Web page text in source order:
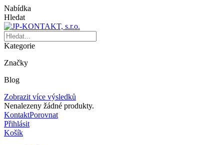
Nabídka
Hledat
Kategorie
Značky
Blog
Zobrazit více výsledků
Nenalezeny žádné produkty.
KontaktPorovnat
Přihlásit
Košík